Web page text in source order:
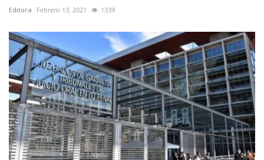
Editora Febrero 13, 2021 1339